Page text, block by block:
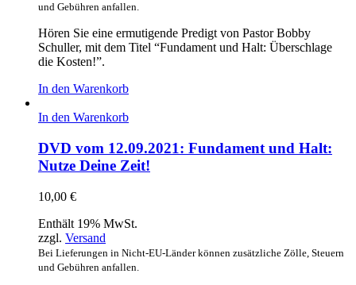
und Gebühren anfallen.
Hören Sie eine ermutigende Predigt von Pastor Bobby
Schuller, mit dem Titel “Fundament und Halt: Überschlage
die Kosten!”.
In den Warenkorb
In den Warenkorb
DVD vom 12.09.2021: Fundament und Halt:
Nutze Deine Zeit!
10,00 €
Enthält 19% MwSt.
zzgl. Versand
Bei Lieferungen in Nicht-EU-Länder können zusätzliche Zölle, Steuern
und Gebühren anfallen.